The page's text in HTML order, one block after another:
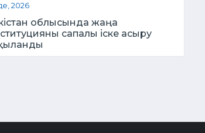
2026
облысында жаңа
сапалы іске асыру